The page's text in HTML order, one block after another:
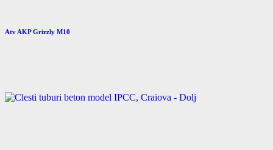
Atv AKP Grizzly M10